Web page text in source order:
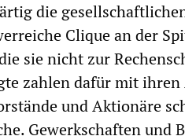
die
Clique an der
sie nicht zur
zahlen dafür mit
und Aktionäre
Gewerkschaften und